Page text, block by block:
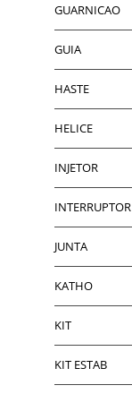
GUARNICAO
GUIA
HASTE
HELICE
INJETOR
INTERRUPTOR
JUNTA
KATHO
KIT
KIT ESTAB